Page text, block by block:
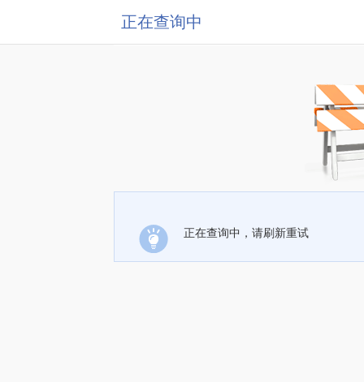
正在查询中
正在查询中，请刷新重试